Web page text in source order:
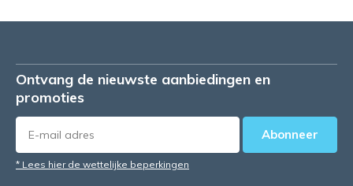
Ontvang de nieuwste aanbiedingen en
promoties
Abonneer
* Lees hier de wettelijke beperkingen